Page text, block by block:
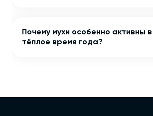
Почему мухи особенно активны в
тёплое время года?